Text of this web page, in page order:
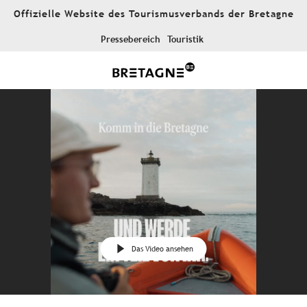
AllerOffizielle Website des Tourismusverbands der Bretagne
Pressebereich Touristik
Das Video ansehen